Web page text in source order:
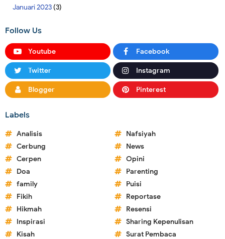
Januari 2023(3)
Follow Us
Youtube Facebook
Twitter Instagram
Blogger Pinterest
Labels
Analisis
Cerbung
Cerpen
Doa
family
Fikih
Hikmah
Inspirasi
Kisah
Nafsiyah
News
Opini
Parenting
Puisi
Reportase
Resensi
Sharing Kepenulisan
Surat Pembaca